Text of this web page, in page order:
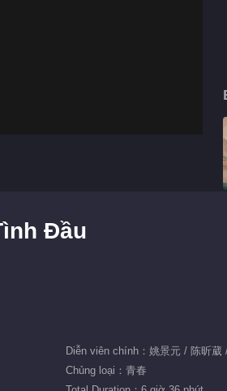
Đầu
Diễn viên chính：姚景元 / 陈昕葳
Chủng loại：青春